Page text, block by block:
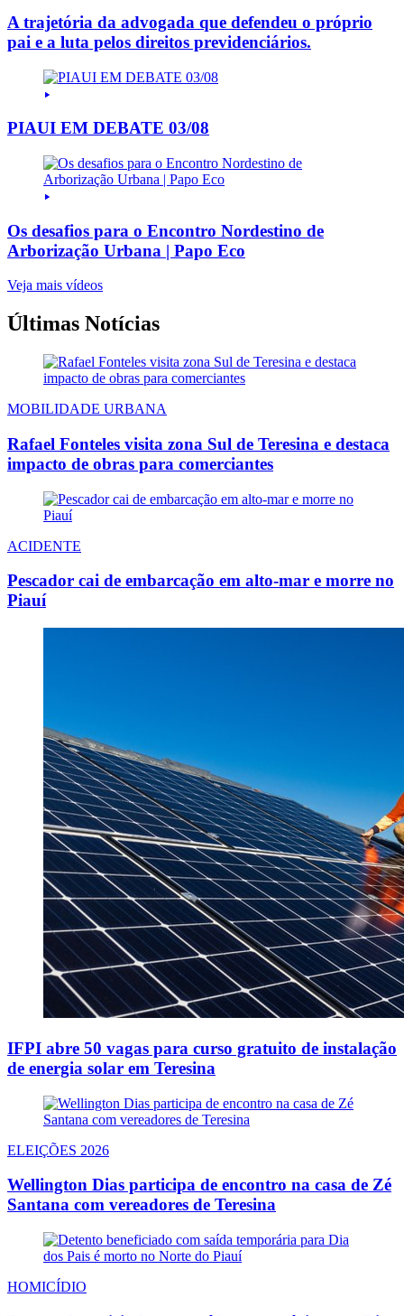
A trajetória da advogada que defendeu o próprio
pai e a luta pelos direitos previdenciários.
PIAUI EM DEBATE 03/08
Os desafios para o Encontro Nordestino de
Arborização Urbana | Papo Eco
Veja mais vídeos
Últimas Notícias
MOBILIDADE URBANA
Rafael Fonteles visita zona Sul de Teresina e destaca
impacto de obras para comerciantes
ACIDENTE
Pescador cai de embarcação em alto-mar e morre no
Piauí
IFPI abre 50 vagas para curso gratuito de instalação
de energia solar em Teresina
ELEIÇÕES 2026
Wellington Dias participa de encontro na casa de Zé
Santana com vereadores de Teresina
HOMICÍDIO